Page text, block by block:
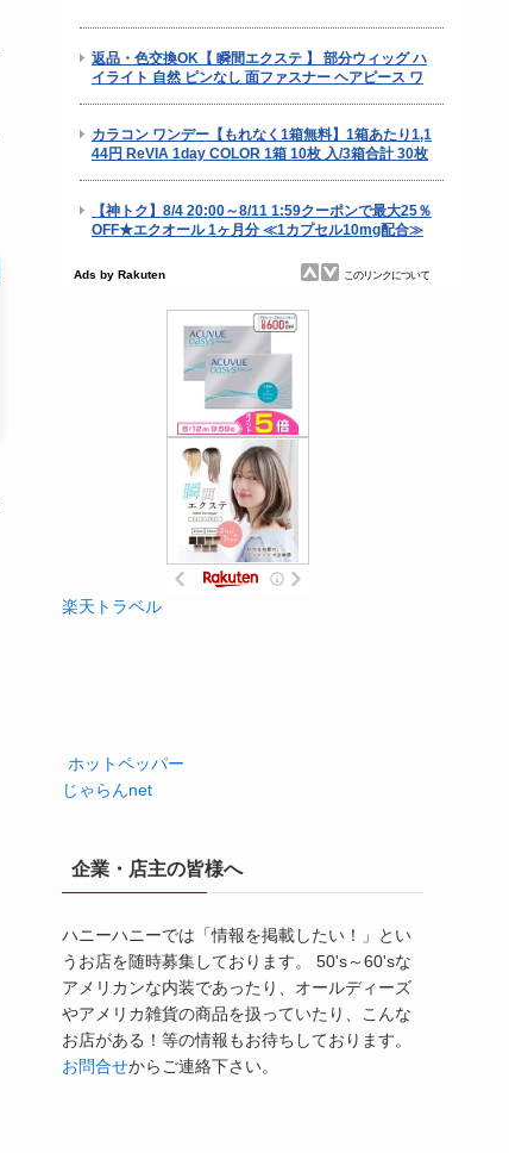
楽天トラベル
ホットペッパー
じゃらんnet
企業・店主の皆様へ
ハニーハニーでは「情報を掲載したい！」とい
うお店を随時募集しております。 50's～60'sな
アメリカンな内装であったり、オールディーズ
やアメリカ雑貨の商品を扱っていたり、こんな
お店がある！等の情報もお待ちしております。
お問合せからご連絡下さい。